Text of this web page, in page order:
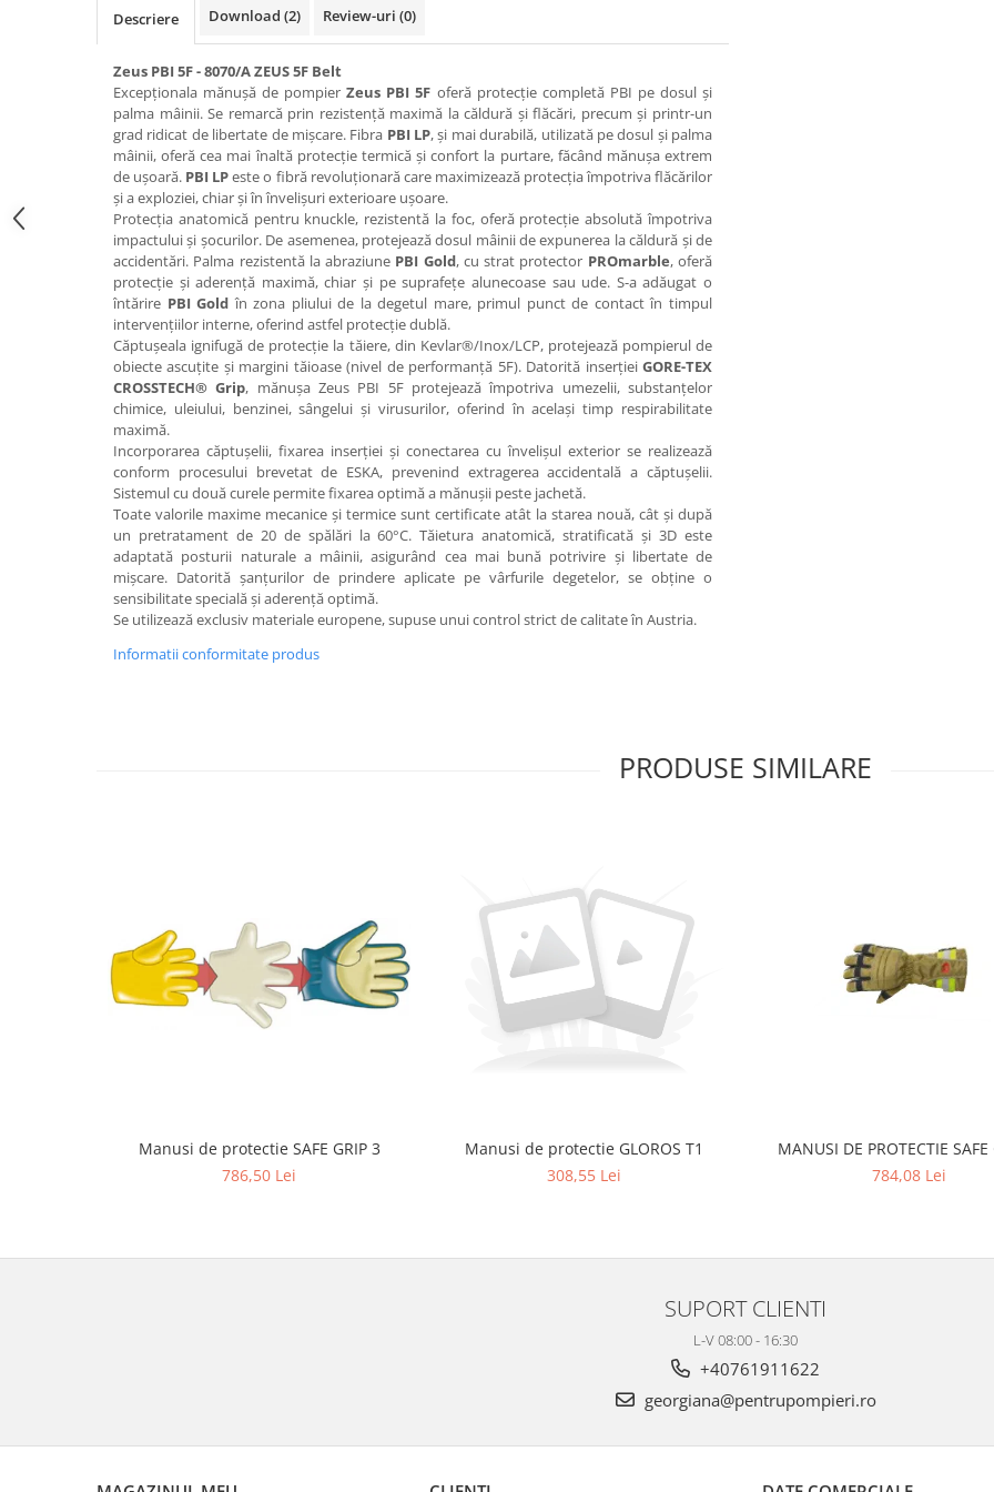
Descriere Download (2) Review-uri (0)
Zeus PBI 5F - 8070/A ZEUS 5F Belt
Excepționala mănușă de pompierZeus PBI 5F oferă protecție completă PBI pe dosul și
palma mâinii. Se remarcă prin rezistență maximă la căldură și flăcări, precum și printr-un
grad ridicat de libertate de mișcare. Fibra PBI LP, și mai durabilă, utilizată pe dosul și palma
mâinii, oferă cea mai înaltă protecție termică și confort la purtare, făcând mănușa extrem
de ușoară. PBI LPeste o fibră revoluționară care maximizează protecția împotriva flăcărilor
și a exploziei, chiar și în învelișuri exterioare ușoare.
Protecția anatomică pentru knuckle, rezistentă la foc, oferă protecție absolută împotriva
impactului și șocurilor. De asemenea, protejează dosul mâinii de expunerea la căldură și de
accidentări. Palma rezistentă la abraziune PBI Gold, cu strat protector PROmarble, oferă
protecție și aderență maximă, chiar și pe suprafețe alunecoase sau ude. S-a adăugat o
întărire PBI Gold în zona pliului de la degetul mare, primul punct de contact în timpul
intervențiilor interne, oferind astfel protecție dublă.
Căptușeala ignifugă de protecție la tăiere, din Kevlar®/Inox/LCP, protejează pompierul de
obiecte ascuțite și margini tăioase (nivel de performanță 5F). Datorită inserției GORE-TEX
CROSSTECH® Grip, mănușa Zeus PBI 5F protejează împotriva umezelii, substanțelor
chimice, uleiului, benzinei, sângelui și virusurilor, oferind în același timp respirabilitate
maximă.
Incorporarea căptușelii, fixarea inserției și conectarea cu învelișul exterior se realizează
conform procesului brevetat de ESKA, prevenind extragerea accidentală a căptușelii.
Sistemul cu două curele permite fixarea optimă a mănușii peste jachetă.
Toate valorile maxime mecanice și termice sunt certificate atât la starea nouă, cât și după
un pretratament de 20 de spălări la 60°C. Tăietura anatomică, stratificată și 3D este
adaptată posturii naturale a mâinii, asigurând cea mai bună potrivire și libertate de
mișcare. Datorită șanțurilor de prindere aplicate pe vârfurile degetelor, se obține o
sensibilitate specială și aderență optimă.
Se utilizează exclusiv materiale europene, supuse unui control strict de calitate în Austria.
Informatii conformitate produs
PRODUSE SIMILARE
Manusi de protectie SAFE GRIP 3
786,50 Lei
Manusi de protectie GLOROS T1
308,55 Lei
MANUSI DE PROTECTIE SAFE
784,08 Lei
SUPORT CLIENTI
L-V 08:00 - 16:30
+40761911622
georgiana@pentrupompieri.ro